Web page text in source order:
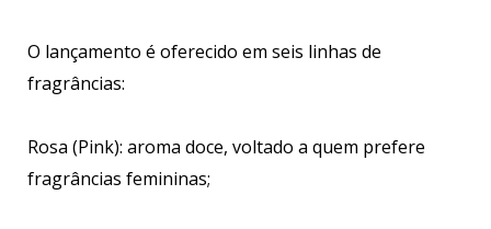
O lançamento é oferecido em seis linhas de
fragrâncias:
Rosa (Pink): aroma doce, voltado a quem prefere
fragrâncias femininas;